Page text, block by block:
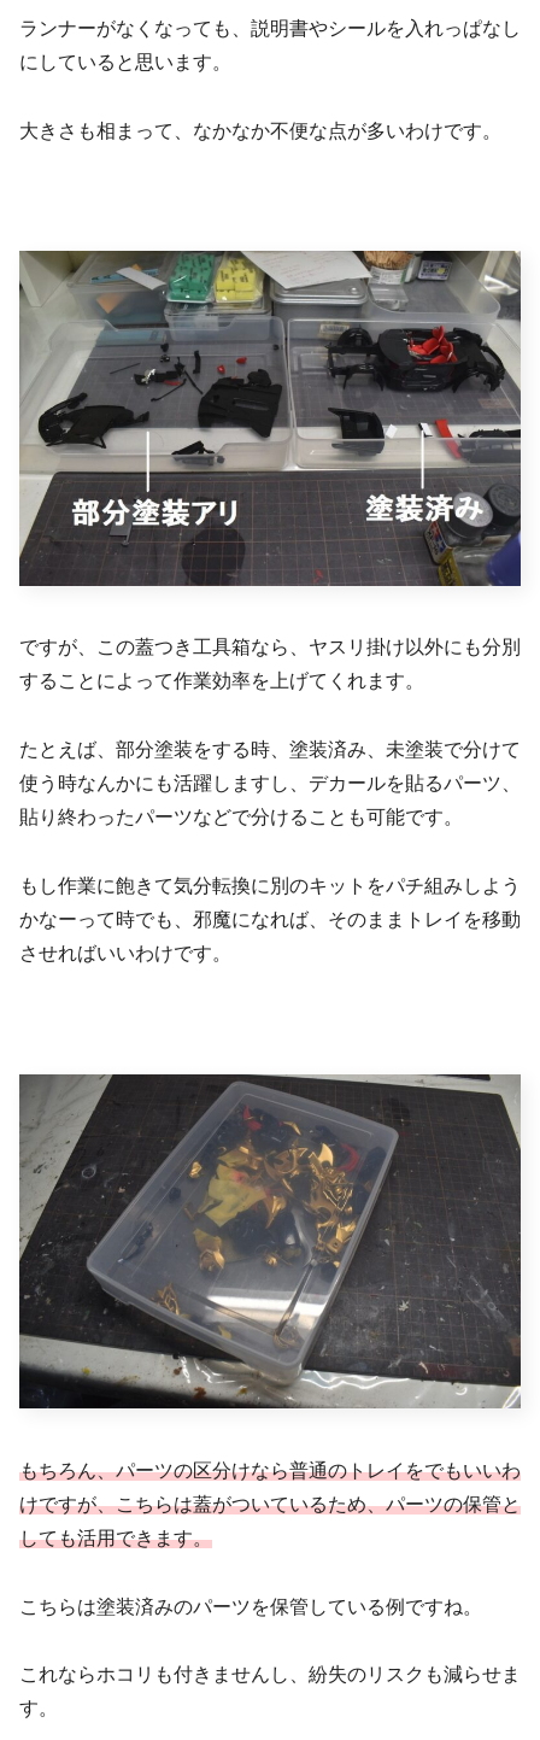
ランナーがなくなっても、説明書やシールを入れっぱなし
にしていると思います。
大きさも相まって、なかなか不便な点が多いわけです。
ですが、この蓋つき工具箱なら、ヤスリ掛け以外にも分別
することによって作業効率を上げてくれます。
たとえば、部分塗装をする時、塗装済み、未塗装で分けて
使う時なんかにも活躍しますし、デカールを貼るパーツ、
貼り終わったパーツなどで分けることも可能です。
もし作業に飽きて気分転換に別のキットをパチ組みしよう
かなーって時でも、邪魔になれば、そのままトレイを移動
させればいいわけです。
もちろん、パーツの区分けなら普通のトレイをでもいいわ
けですが、こちらは蓋がついているため、パーツの保管と
しても活用できます。
こちらは塗装済みのパーツを保管している例ですね。
これならホコリも付きませんし、紛失のリスクも減らせま
す。